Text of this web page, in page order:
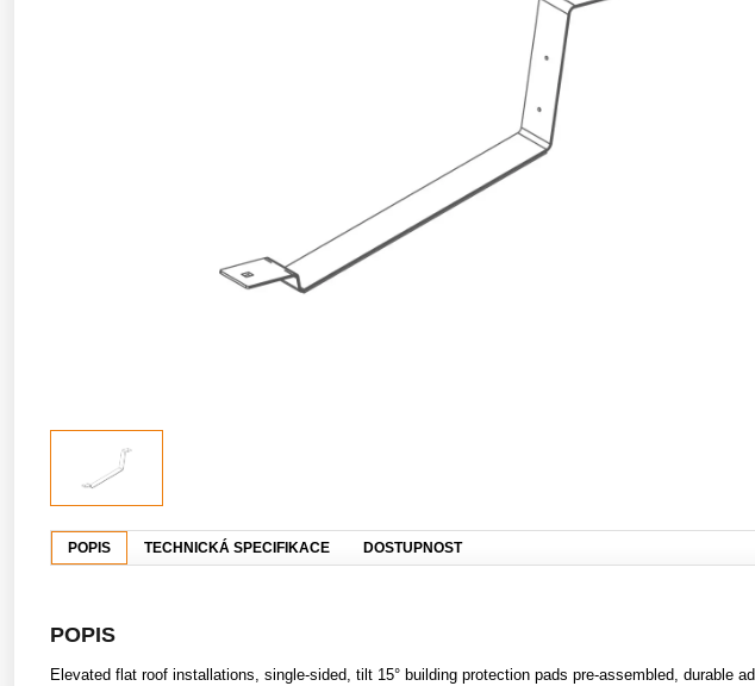
POPIS TECHNICKÁ SPECIFIKACE DOSTUPNOST
POPIS
Elevated flat roof installations, single-sided, tilt 15° building protection pads pre-assembled, durable